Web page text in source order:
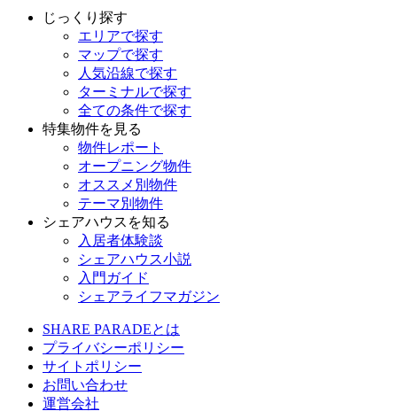
じっくり探す
エリアで探す
マップで探す
人気沿線で探す
ターミナルで探す
全ての条件で探す
特集物件を見る
物件レポート
オープニング物件
オススメ別物件
テーマ別物件
シェアハウスを知る
入居者体験談
シェアハウス小説
入門ガイド
シェアライフマガジン
SHARE PARADEとは
プライバシーポリシー
サイトポリシー
お問い合わせ
運営会社